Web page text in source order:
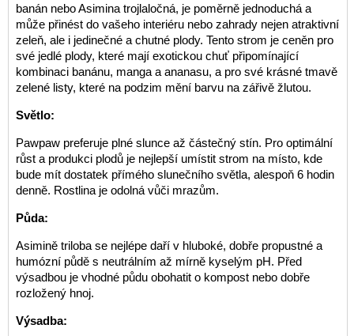
banán nebo Asimina trojlaločná, je poměrně jednoduchá a
může přinést do vašeho interiéru nebo zahrady nejen atraktivní
zeleň, ale i jedinečné a chutné plody. Tento strom je ceněn pro
své jedlé plody, které mají exotickou chuť připomínající
kombinaci banánu, manga a ananasu, a pro své krásné tmavě
zelené listy, které na podzim mění barvu na zářivě žlutou.
Světlo:
Pawpaw preferuje plné slunce až částečný stín. Pro optimální
růst a produkci plodů je nejlepší umístit strom na místo, kde
bude mít dostatek přímého slunečního světla, alespoň 6 hodin
denně. Rostlina je odolná vůči mrazům.
Půda:
Asimině triloba se nejlépe daří v hluboké, dobře propustné a
humózní půdě s neutrálním až mírně kyselým pH. Před
výsadbou je vhodné půdu obohatit o kompost nebo dobře
rozložený hnoj.
Výsadba: